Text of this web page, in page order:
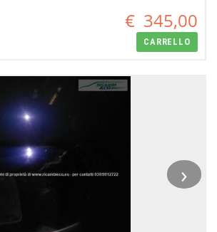
€ 345,00
CARRELLO
›